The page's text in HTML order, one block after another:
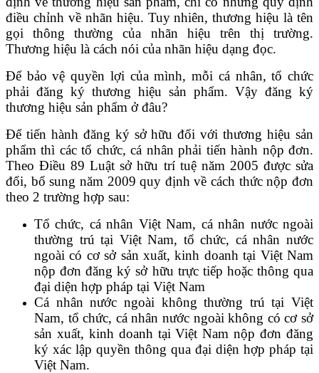
điều chỉnh về nhãn hiệu. Tuy nhiên, thương hiệu là tên
gọi thông thường của nhãn hiệu trên thị trường.
Thương hiệu là cách nói của nhãn hiệu dạng đọc.
Để bảo vệ quyền lợi của mình, mỗi cá nhân, tổ chức
phải đăng ký thương hiệu sản phẩm. Vậy đăng ký
thương hiệu sản phẩm ở đâu?
Để tiến hành đăng ký sở hữu đối với thương hiệu sản
phẩm thì các tổ chức, cá nhân phải tiến hành nộp đơn.
Theo Điều 89 Luật sở hữu trí tuệ năm 2005 được sửa
đổi, bổ sung năm 2009 quy định về cách thức nộp đơn
theo 2 trường hợp sau:
Tổ chức, cá nhân Việt Nam, cá nhân nước ngoài
thường trú tại Việt Nam, tổ chức, cá nhân nước
ngoài có cơ sở sản xuất, kinh doanh tại Việt Nam
nộp đơn đăng ký sở hữu trực tiếp hoặc thông qua
đại diện hợp pháp tại Việt Nam
Cá nhân nước ngoài không thường trú tại Việt
Nam, tổ chức, cá nhân nước ngoài không có cơ sở
sản xuất, kinh doanh tại Việt Nam nộp đơn đăng
ký xác lập quyền thông qua đại diện hợp pháp tại
Việt Nam.